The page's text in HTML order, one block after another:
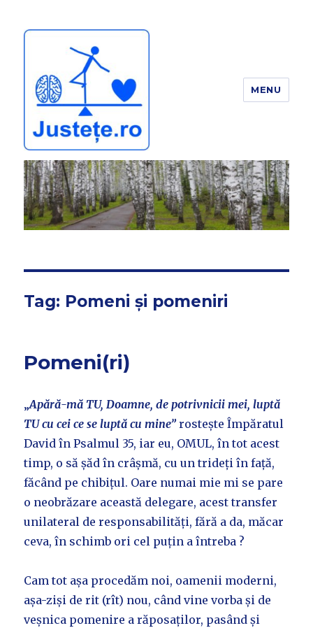
JUSTEȚE
MENU
Tag: Pomeni și pomeniri
Pomeni(ri)
„Apără-mă TU, Doamne, de potrivnicii mei, luptă
TU cu cei ce se luptă cu mine”rostește Împăratul
David în Psalmul 35, iar eu, OMUL, în tot acest
timp, o să șăd în crâșmă, cu un trideți în față,
făcând pe chibițul. Oare numai mie mi se pare
o neobrăzare această delegare, acest transfer
unilateral de responsabilități, fără a da, măcar
ceva, în schimb ori cel puțin a întreba ?
Cam tot așa procedăm noi, oamenii moderni,
așa-ziși de rit (rît) nou, când vine vorba și de
veșnica pomenire a răposaților, pasând și